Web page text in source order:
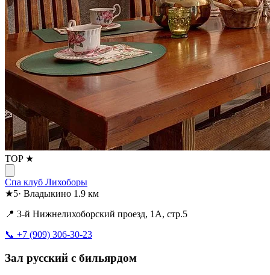
TOP ★
Спа клуб Лихоборы
★5· Владыкино 1.9 км
📍 3-й Нижнелихоборский проезд, 1А, стр.5
📞 +7 (909) 306-30-23
Зал русский с бильярдом